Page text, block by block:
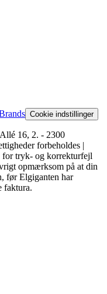
Cookie indstillinger
16, 2. - 2300
forbeholdes |
for tryk- og korrekturfejl
opmærksom på at din
før Elgiganten har
faktura.